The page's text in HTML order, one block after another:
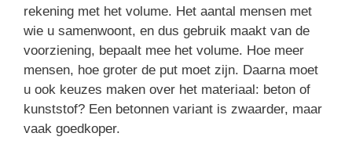
rekening met het volume. Het aantal mensen met
wie u samenwoont, en dus gebruik maakt van de
voorziening, bepaalt mee het volume. Hoe meer
mensen, hoe groter de put moet zijn. Daarna moet
u ook keuzes maken over het materiaal: beton of
kunststof? Een betonnen variant is zwaarder, maar
vaak goedkoper.